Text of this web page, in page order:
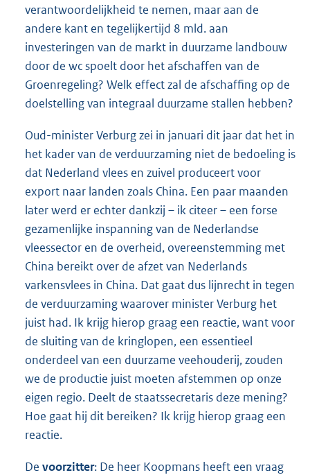
verantwoordelijkheid te nemen, maar aan de
andere kant en tegelijkertijd 8 mld. aan
investeringen van de markt in duurzame landbouw
door de wc spoelt door het afschaffen van de
Groenregeling? Welk effect zal de afschaffing op de
doelstelling van integraal duurzame stallen hebben?
Oud-minister Verburg zei in januari dit jaar dat het in
het kader van de verduurzaming niet de bedoeling is
dat Nederland vlees en zuivel produceert voor
export naar landen zoals China. Een paar maanden
later werd er echter dankzij – ik citeer – een forse
gezamenlijke inspanning van de Nederlandse
vleessector en de overheid, overeenstemming met
China bereikt over de afzet van Nederlands
varkensvlees in China. Dat gaat dus lijnrecht in tegen
de verduurzaming waarover minister Verburg het
juist had. Ik krijg hierop graag een reactie, want voor
de sluiting van de kringlopen, een essentieel
onderdeel van een duurzame veehouderij, zouden
we de productie juist moeten afstemmen op onze
eigen regio. Deelt de staatssecretaris deze mening?
Hoe gaat hij dit bereiken? Ik krijg hierop graag een
reactie.
De voorzitter: De heer Koopmans heeft een vraag